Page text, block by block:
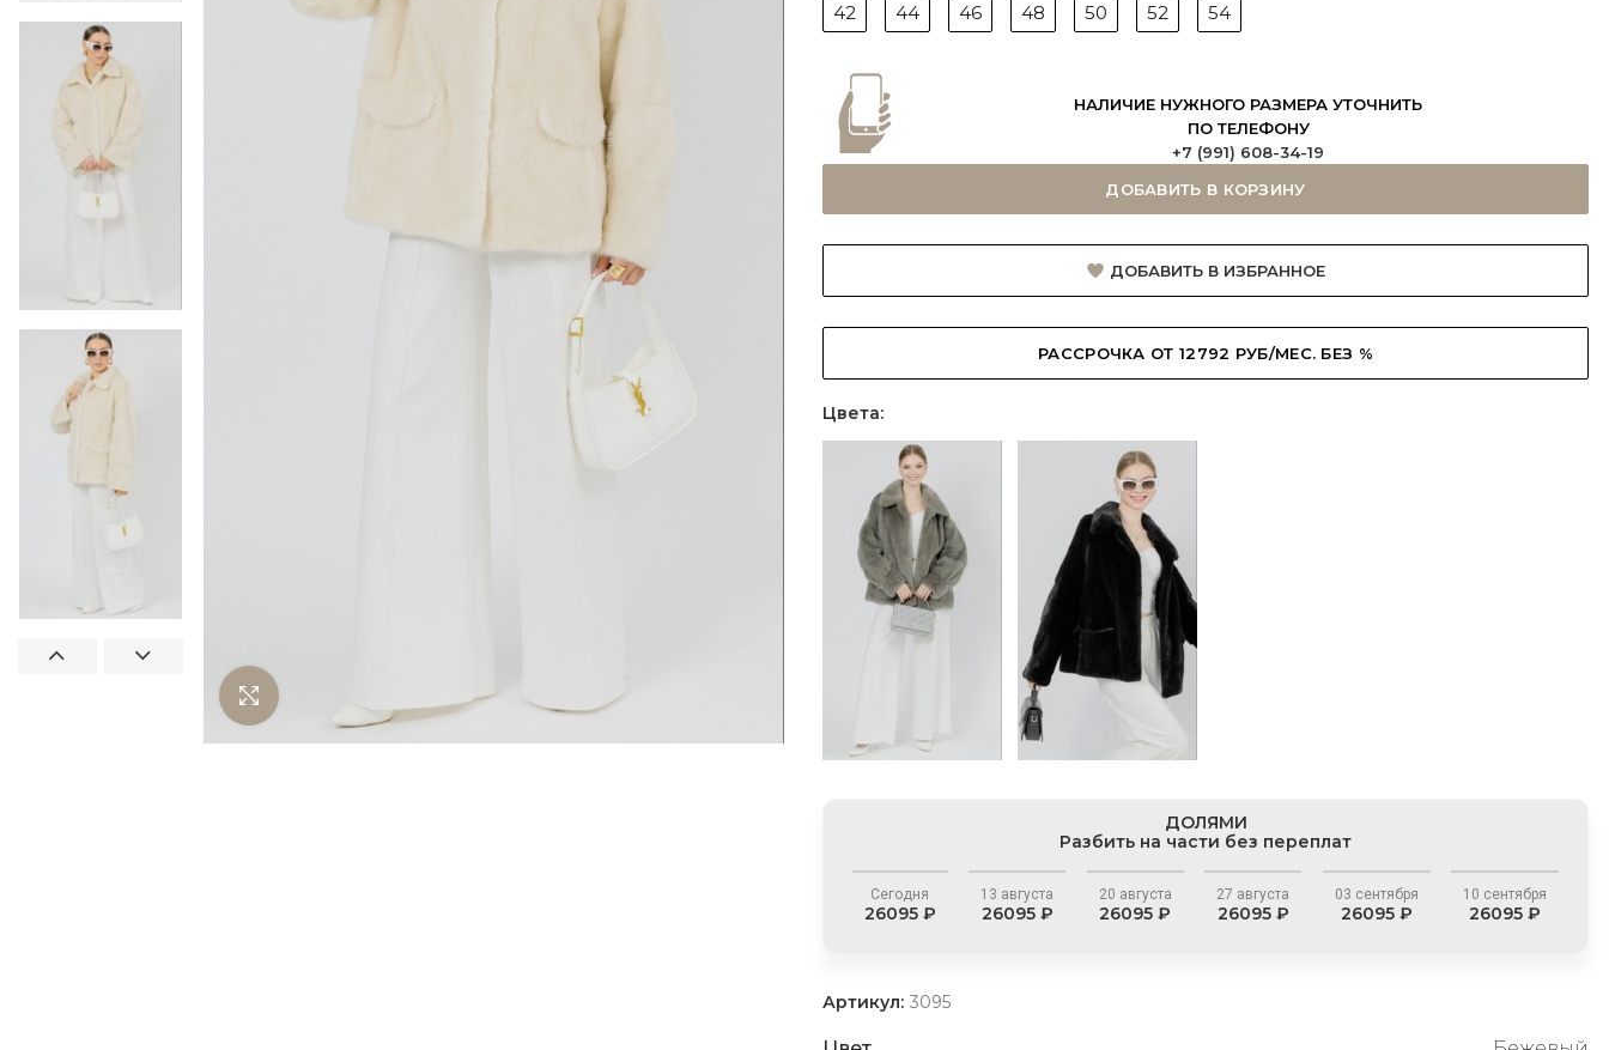
Нажмите чтобы увеличить
42
44 46 48 50 52 54
НАЛИЧИЕ НУЖНОГО РАЗМЕРА УТОЧНИТЬ
ПО ТЕЛЕФОНУ
+7 (991) 608-34-19
ДОБАВИТЬ В КОРЗИНУ
ДОБАВИТЬ В ИЗБРАННОЕ
РАССРОЧКА ОТ 12792 РУБ/МЕС. БЕЗ %
Цвета:
ДОЛЯМИ
Разбить на части без переплат
Сегодня
26095 ₽
13 августа
26095 ₽
20 августа
26095 ₽
27 августа
26095 ₽
03 сентября
26095 ₽
10 сентября
26095 ₽
Артикул: 3095